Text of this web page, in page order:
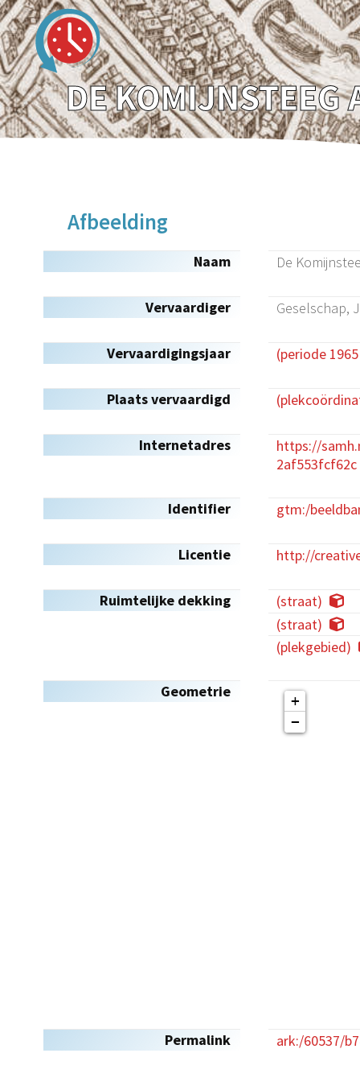
Afbeelding
Naam De
Vervaardiger Geselschap,
Vervaardigingsjaar (periode
Plaats vervaardigd
Internetadres
https://
2af553fcf62c
Identifier gtm:/
Licentie http://
Ruimtelijke dekking
(straat)
(straat)
(plekgebied)
Geometrie
+
−
Permalink ark:/60537/